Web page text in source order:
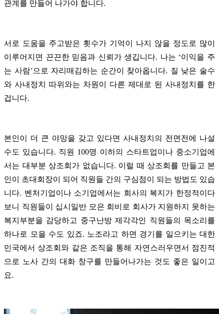
관계를 만들어 나가야 합니다.
서로 도움을 주고받은 횟수가 기억이 나지 않을 정도로 많이
이루어지면 끈끈한 믿음과 신뢰가 생깁니다. 나는 ‘이익을 주
는 사람’으로 자리매김하는 순간이 찾아옵니다. 질 낮은 술수
와 사내정치 따위와는 차원이 다른 제대로 된 사내정치를 한
겁니다.
본인이 더 큰 야망을 갖고 있다면 사내정치의 전면전에 나설
수도 있습니다. 직원 100명 이하의 스타트업이나 중소기업에
서는 대부분 상조회가 없습니다. 이럴 때 상조회를 만들고 본
인이 초대회장이 되어 직원들 간의 구심점이 되는 방법도 있습
니다. 벤처기업이나 소기업에서는 회사의 복지가 한정적이다
보니 직원들이 십시일반 모은 회비로 회사가 지원하지 못하는
복지부분을 감당하고 중구난방 제각각인 직원들의 목소리를
하나로 모을 수도 있죠. 노조라고 하면 경기를 일으키는 대한
민국에서 상조회와 같은 조직을 통해 자연스러우면서 점진적
으로 노사 간의 대화 창구를 만들어나가는 것도 좋은 일이고
요.